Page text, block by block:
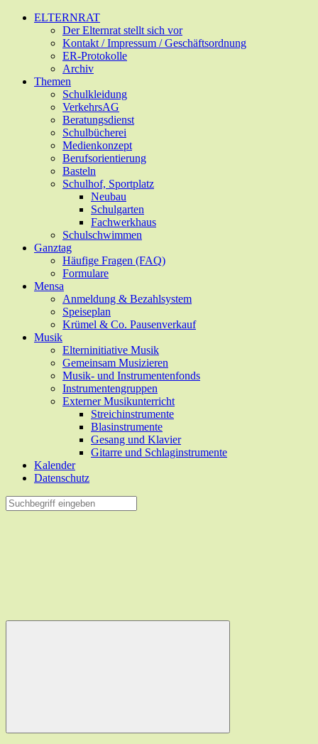
Zum
Hauptinhalt
ELTERNRAT
Der Elternrat stellt sich vor
Kontakt / Impressum / Geschäftsordnung
ER-Protokolle
Archiv
Themen
Schulkleidung
VerkehrsAG
Beratungsdienst
Schulbücherei
Medienkonzept
Berufsorientierung
Basteln
Schulhof, Sportplatz
Neubau
Schulgarten
Fachwerkhaus
Schulschwimmen
Ganztag
Häufige Fragen (FAQ)
Formulare
Mensa
Anmeldung & Bezahlsystem
Speiseplan
Krümel & Co. Pausenverkauf
Musik
Elterninitiative Musik
Gemeinsam Musizieren
Musik- und Instrumentenfonds
Instrumentengruppen
Externer Musikunterricht
Streichinstrumente
Blasinstrumente
Gesang und Klavier
Gitarre und Schlaginstrumente
Kalender
Datenschutz